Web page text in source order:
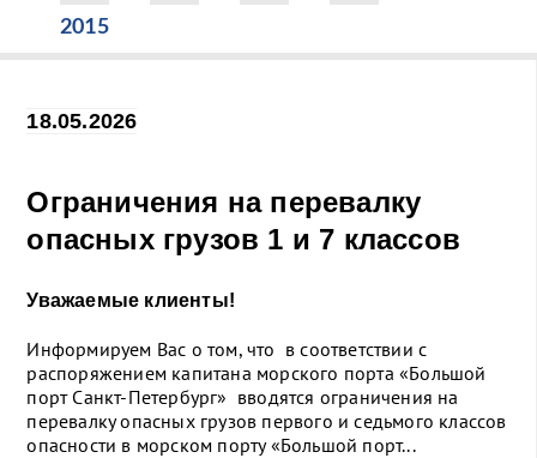
2015
18.05.2026
Ограничения на перевалку
опасных грузов 1 и 7 классов
Уважаемые клиенты!
Информируем Вас о том, что в соответствии с
распоряжением капитана морского порта «Большой
порт Санкт-Петербург» вводятся ограничения на
перевалку опасных грузов первого и седьмого классов
опасности в морском порту «Большой порт...